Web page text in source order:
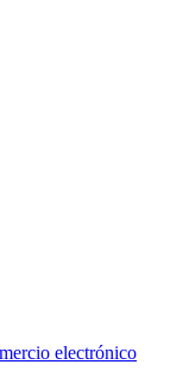
electrónico